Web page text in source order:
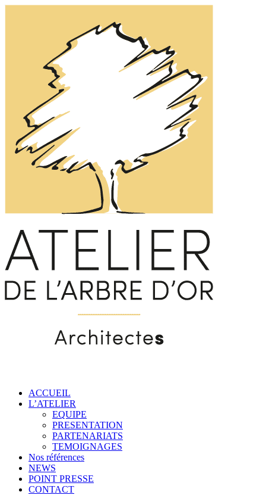
ACCUEIL
L’ATELIER
EQUIPE
PRESENTATION
PARTENARIATS
TEMOIGNAGES
Nos références
NEWS
POINT PRESSE
CONTACT